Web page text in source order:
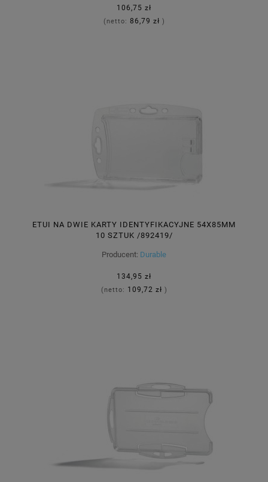
106,75 zł
(netto: 86,79 zł )
ETUI NA DWIE KARTY IDENTYFIKACYJNE 54X85MM
10 SZTUK /892419/
Producent: Durable
134,95 zł
(netto: 109,72 zł )